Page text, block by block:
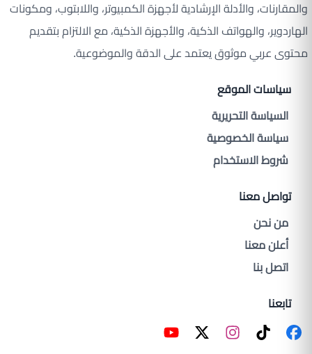
والمقارنات، والأدلة الإرشادية لأجهزة الكمبيوتر، واللابتوب، ومكونات
الهاردوير، والهواتف الذكية، والأجهزة الذكية، مع الالتزام بتقديم
محتوى عربي موثوق يعتمد على الدقة والموضوعية.
سياسات الموقع
السياسة التحريرية
سياسة الخصوصية
شروط الاستخدام
تواصل معنا
من نحن
أعلن معنا
اتصل بنا
تابعنا